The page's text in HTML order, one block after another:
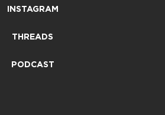
INSTAGRAM
THREADS
PODCAST